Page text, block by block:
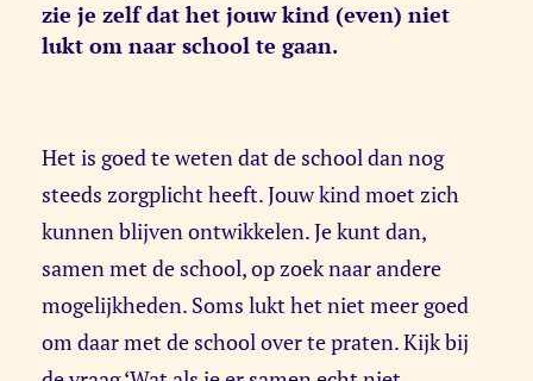
zie je zelf dat het jouw kind (even) niet
lukt om naar school te gaan.
Het is goed te weten dat de school dan nog
steeds zorgplicht heeft. Jouw kind moet zich
kunnen blijven ontwikkelen. Je kunt dan,
samen met de school, op zoek naar andere
mogelijkheden. Soms lukt het niet meer goed
om daar met de school over te praten. Kijk bij